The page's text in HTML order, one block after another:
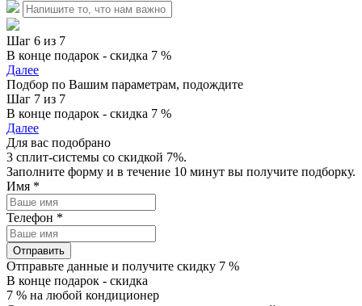
Шаг 6 из 7
В конце подарок - скидка 7 %
Далее
Подбор по Вашим параметрам, подождите
Шаг 7 из 7
В конце подарок - скидка 7 %
Далее
Для вас подобрано
3 сплит-системы со скидкой 7%.
Заполните форму и в течение 10 минут вы получите подборку.
Имя *
Телефон *
Отправить
Отправьте данные и получите скидку 7 %
В конце подарок - скидка
7 % на любой кондиционер